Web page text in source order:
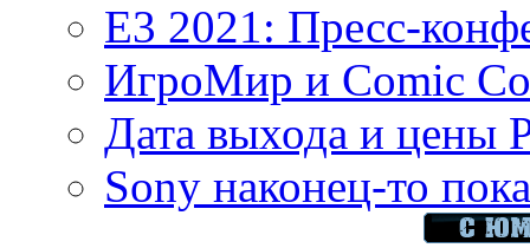
E3 2021: Пресс-
ИгроМир и Comic
Дата выхода и цены
Sony наконец-то